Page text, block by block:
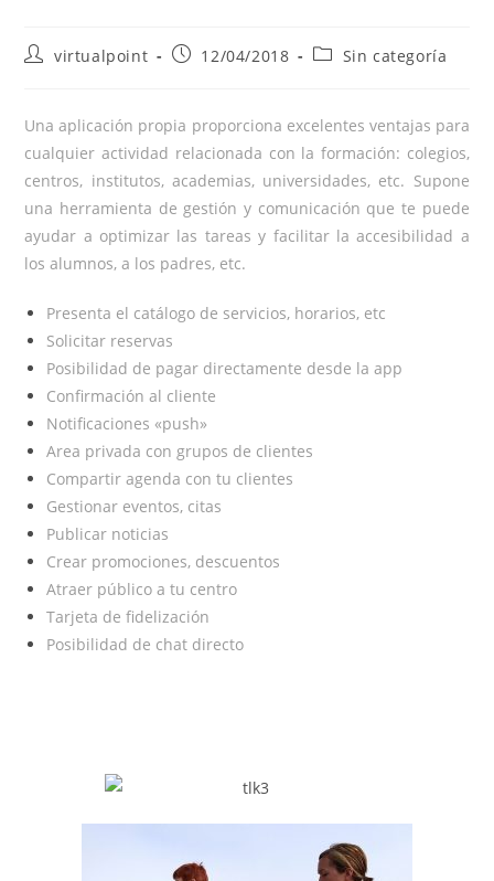
Autor
entrada:
virtualpoint
Publicación
entrada:
12/04/2018
Categoría
entrada:
Sin categoría
Una aplicación propia proporciona excelentes ventajas para
cualquier actividad relacionada con la formación: colegios,
centros, institutos, academias, universidades, etc. Supone
una herramienta de gestión y comunicación que te puede
ayudar a optimizar las tareas y facilitar la accesibilidad a
los alumnos, a los padres, etc.
Presenta el catálogo de servicios, horarios, etc
Solicitar reservas
Posibilidad de pagar directamente desde la app
Confirmación al cliente
Notificaciones «push»
Area privada con grupos de clientes
Compartir agenda con tu clientes
Gestionar eventos, citas
Publicar noticias
Crear promociones, descuentos
Atraer público a tu centro
Tarjeta de fidelización
Posibilidad de chat directo